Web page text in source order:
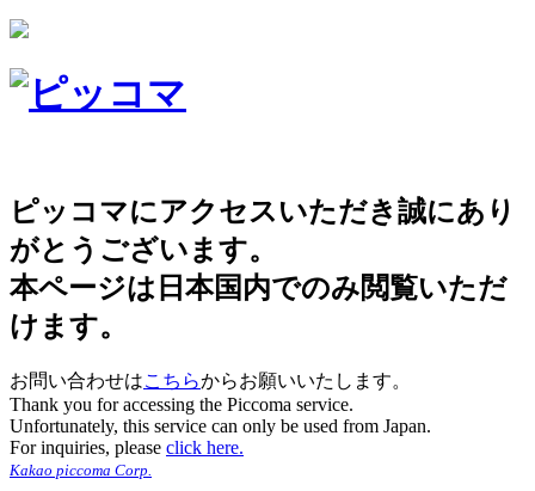
ピッコマにアクセスいただき誠にあり
がとうございます。
本ページは日本国内でのみ閲覧いただ
けます。
お問い合わせはこちらからお願いいたします。
Thank you for accessing the Piccoma service.
Unfortunately, this service can only be used from Japan.
For inquiries, please click here.
Kakao piccoma Corp.